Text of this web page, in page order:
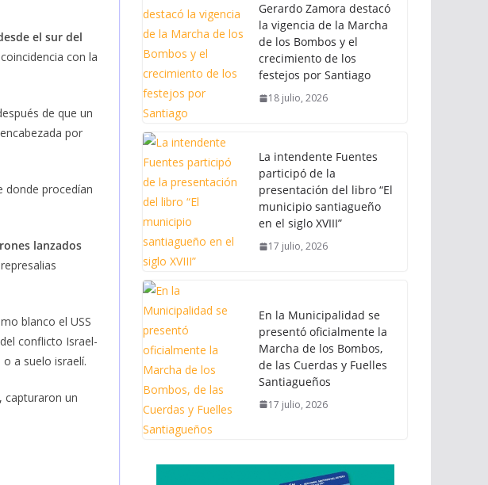
el sur del
con la
de que un
por
donde procedían
lanzados
blanco el USS
conflicto Israel-
a suelo israelí.
capturaron un
Gerardo Zamora destacó
la vigencia de la Marcha
de los Bombos y el
crecimiento de los
festejos por Santiago
18 julio, 2026
La intendente Fuentes
participó de la
presentación del libro “El
municipio santiagueño
en el siglo XVIII”
17 julio, 2026
En la Municipalidad se
presentó oficialmente la
Marcha de los Bombos,
de las Cuerdas y Fuelles
Santiagueños
17 julio, 2026